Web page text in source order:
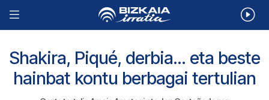
Shakira, Piqué, derbia... eta beste
hainbat kontu berbagai tertulian